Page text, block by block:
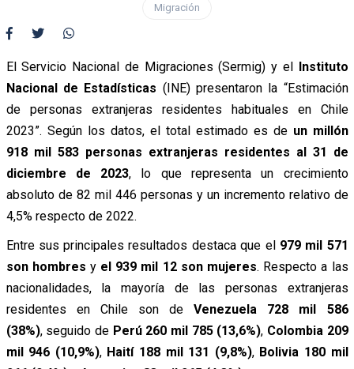
Migración
El Servicio Nacional de Migraciones (Sermig) y el Instituto
Nacional de Estadísticas (INE) presentaron la “Estimación
de personas extranjeras residentes habituales en Chile
2023”. Según los datos, el total estimado es de un millón
918 mil 583 personas extranjeras residentes al 31 de
diciembre de 2023, lo que representa un crecimiento
absoluto de 82 mil 446 personas y un incremento relativo de
4,5% respecto de 2022.
Entre sus principales resultados destaca que el 979 mil 571
son hombres y el 939 mil 12 son mujeres. Respecto a las
nacionalidades, la mayoría de las personas extranjeras
residentes en Chile son deVenezuela 728 mil 586
(38%), seguido dePerú 260 mil 785 (13,6%), Colombia 209
mil 946 (10,9%), Haití 188 mil 131 (9,8%), Bolivia 180 mil